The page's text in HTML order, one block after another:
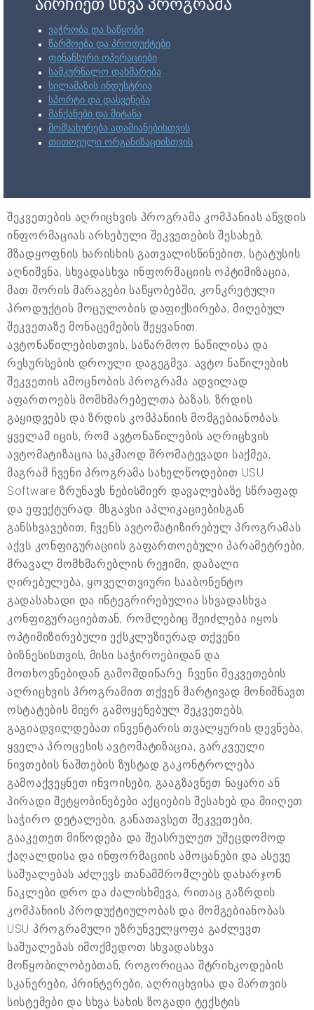
აირჩიეთ სხვა პროგრამა
ვაჭრობა და საწყობი
წარმოება და პროდუქტები
ფინანსური ოპერაციები
სამკურნალო დახმარება
სილამაზის ინდუსტრია
სპორტი და დასვენება
მანქანები და მიტანა
მომსახურება ადამიანებისთვის
თითოეული ორგანიზაციისთვის
შეკვეთების აღრიცხვის პროგრამა კომპანიას აწვდის
ინფორმაციას არსებული შეკვეთების შესახებ,
მზადყოფნის ხარისხის გათვალისწინებით, სტატუსის
აღნიშვნა, სხვადასხვა ინფორმაციის ოპტიმიზაცია,
მათ შორის მარაგები საწყობებში, კონკრეტული
პროდუქტის მოცულობის დაფიქსირება, მიღებულ
შეკვეთაზე მონაცემების შეყვანით.
ავტონაწილებისთვის, საწარმოო ნაწილისა და
რესურსების დროული დაგეგმვა. ავტო ნაწილების
შეკვეთის ამოცნობის პროგრამა ადვილად
აფართოებს მომხმარებელთა ბაზას, ზრდის
გაყიდვებს და ზრდის კომპანიის მომგებიანობას.
ყველამ იცის, რომ ავტონაწილების აღრიცხვის
ავტომატიზაცია საკმაოდ შრომატევადი საქმეა,
მაგრამ ჩვენი პროგრამა სახელწოდებით USU
Software ზრუნავს ნებისმიერ დავალებაზე სწრაფად
და ეფექტურად. მსგავსი აპლიკაციებისგან
განსხვავებით, ჩვენს ავტომატიზირებულ პროგრამას
აქვს კონფიგურაციის გაფართოებული პარამეტრები,
მრავალ მომხმარებლის რეჟიმი, დაბალი
ღირებულება, ყოველთვიური სააბონენტო
გადასახადი და ინტეგრირებულია სხვადასხვა
კონფიგურაციებთან, რომლებიც შეიძლება იყოს
ოპტიმიზირებული ექსკლუზიურად თქვენი
ბიზნესისთვის, მისი საჭიროებიდან და
მოთხოვნებიდან გამომდინარე. ჩვენი შეკვეთების
აღრიცხვის პროგრამით თქვენ მარტივად მონიშნავთ
ოსტატების მიერ გამოყენებულ შეკვეთებს,
გაგიადვილდებათ ინვენტარის თვალყურის დევნება,
ყველა პროცესის ავტომატიზაცია, გარკვეული
ნივთების ნაშთების ზუსტად გაკონტროლება.
გამოაქვეყნეთ ინვოისები, გააგზავნეთ ნაყარი ან
პირადი შეტყობინებები აქციების შესახებ და მიიღეთ
საჭირო დეტალები, განათავსეთ შეკვეთები,
გააკეთეთ მიწოდება და შეასრულეთ უშეცდომოდ
ქაღალდისა და ინფორმაციის ამოცანები და ასევე
საშუალებას აძლევს თანამშრომლებს დახარჯონ
ნაკლები დრო და ძალისხმევა, რითაც გაზრდის
კომპანიის პროდუქტიულობას და მომგებიანობას.
USU პროგრამული უზრუნველყოფა გაძლევთ
საშუალებას იმოქმედოთ სხვადასხვა
მოწყობილობებთან, როგორიცაა შტრიხკოდების
სკანერები, პრინტერები, აღრიცხვისა და მართვის
სისტემები და სხვა სახის ზოგადი ტექსტის